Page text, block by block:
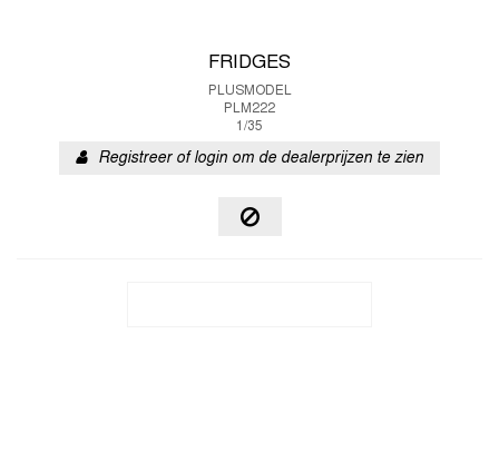
FRIDGES
PLUSMODEL
PLM222
1/35
Registreer of login om de dealerprijzen te zien